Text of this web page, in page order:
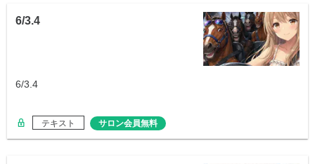
6/3.4
6/3.4
テキスト サロン会員無料